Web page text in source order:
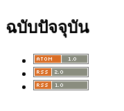
ฉบับปัจจุบัน